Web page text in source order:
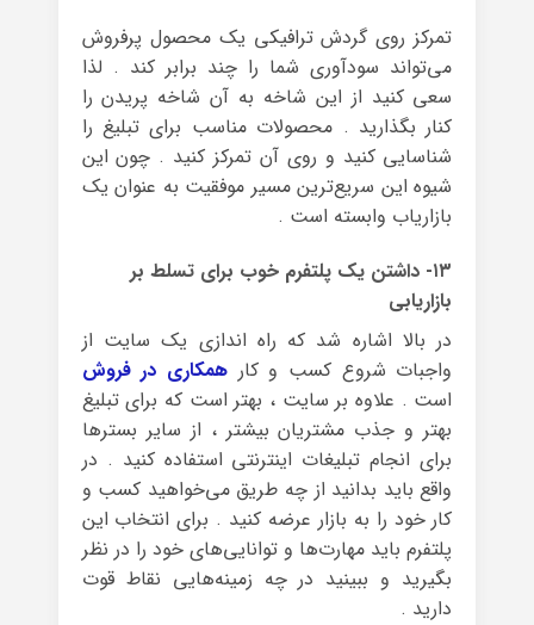
تمرکز روی گردش ترافیکی یک محصول پرفروش
می‌تواند سودآوری شما را چند برابر کند . لذا
سعی کنید از این شاخه به آن شاخه پریدن را
کنار بگذارید . محصولات مناسب برای تبلیغ را
شناسایی کنید و روی آن تمرکز کنید . چون این
شیوه این سریع‌ترین مسیر موفقیت به عنوان یک
بازاریاب وابسته است .
۱۳- داشتن یک پلتفرم خوب برای تسلط بر
بازاریابی
در بالا اشاره شد که راه اندازی یک سایت از
واجبات شروع کسب و کارهمکاری در فروش
است . علاوه بر سایت ، بهتر است که برای تبلیغ
بهتر و جذب مشتریان بیشتر ، از سایر بسترها
برای انجام تبلیغات اینترنتی استفاده کنید . در
واقع باید بدانید از چه طریق می‌خواهید کسب و
کار خود را به بازار عرضه کنید . برای انتخاب این
پلتفرم باید مهارت‌ها و توانایی‌های خود را در نظر
بگیرید و ببینید در چه زمینه‌هایی نقاط قوت
دارید .